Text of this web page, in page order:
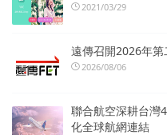
2021/03/29
遠傳召開2026年第
2026/08/06
聯合航空深耕台灣
化全球航網連結